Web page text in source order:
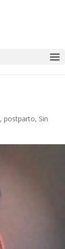
, postparto, Sin